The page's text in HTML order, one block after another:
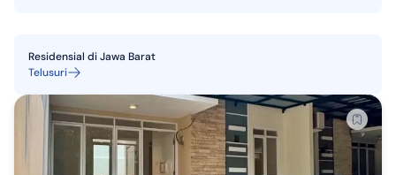
Residensial diJawa Barat
Telusuri